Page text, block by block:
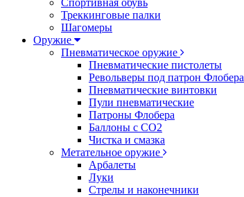
Спортивная обувь
Треккинговые палки
Шагомеры
Оружие
Пневматическое оружие
Пневматические пистолеты
Револьверы под патрон Флобера
Пневматические винтовки
Пули пневматические
Патроны Флобера
Баллоны с CO2
Чистка и смазка
Метательное оружие
Арбалеты
Луки
Стрелы и наконечники